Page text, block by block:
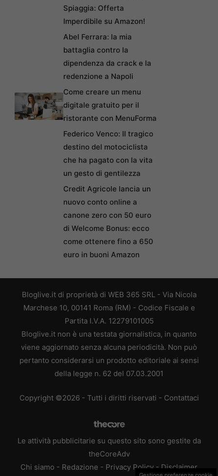
Spiaggia: Offerta
Imperdibile su Amazon!
Abel Ferrara: la mia
battaglia contro la
dipendenza da crack e la
redenzione a Napoli
Come creare un menu
digitale gratuito per il
ristorante con MenuForma
Federico Venco: Il tragico
destino del motociclista
che ha pagato con la vita
un gesto di gentilezza
Credit Agricole lancia un
nuovo conto online a
canone zero con 50 euro
di Welcome Bonus: ecco
come ottenere fino a 650
euro in buoni Amazon
Bloglive.it di proprietà di WEB 365 SRL - Via Nicola
Marchese 10, 00141 Roma (RM) - Codice Fiscale e
Partita I.V.A. 12279101005
Bloglive.it non è una testata giornalistica, in quanto
viene aggiornato senza alcuna periodicità. Non può
pertanto considerarsi un prodotto editoriale ai sensi
della legge n. 62 del 07.03.2001
Copyright ©2026 - Tutti i diritti riservati - Contattaci
Le attività pubblicitarie su questo sito sono gestite da
theCoreAdv
Chi siamo - Redazione - Privacy Policy - Disclaimer